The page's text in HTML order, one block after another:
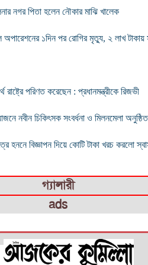
নগর পিতা হলেন নৌকার মাঝি খালেক
অপারেশনের ১দিন পর রোগির মৃত্যু, ২ লাখ
রাষ্ট্রে পরিণত করেছেন : প্রধানমন্ত্রীকে রিজভী
নবীন চিকিৎসক সংবর্ধনা ও মিলনমেলা অনুষ্ঠিত
হননে বিজ্ঞাপন দিয়ে কোটি টাকা খরচ করলো
গ্যালারী
ads